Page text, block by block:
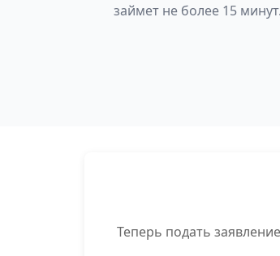
займет не более 15 минут.
Теперь подать